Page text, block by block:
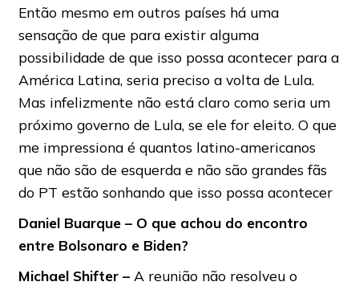
Então mesmo em outros países há uma
sensação de que para existir alguma
possibilidade de que isso possa acontecer para a
América Latina, seria preciso a volta de Lula.
Mas infelizmente não está claro como seria um
próximo governo de Lula, se ele for eleito. O que
me impressiona é quantos latino-americanos
que não são de esquerda e não são grandes fãs
do PT estão sonhando que isso possa acontecer
Daniel Buarque – O que achou do encontro
entre Bolsonaro e Biden?
Michael Shifter – A reunião não resolveu o